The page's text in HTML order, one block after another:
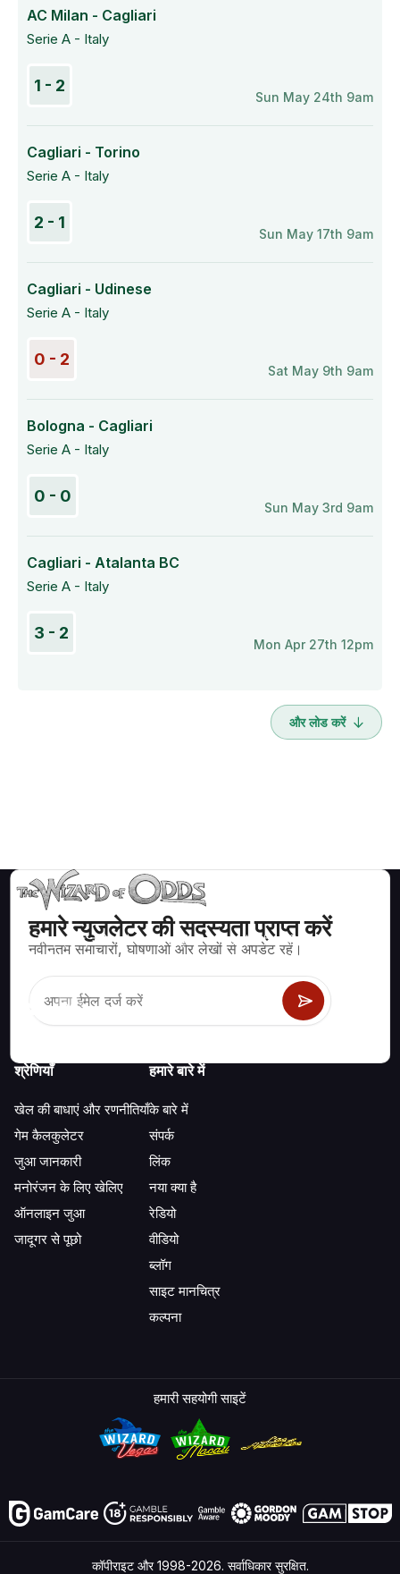
AC Milan - Cagliari
Serie A - Italy
1 - 2
Sun May 24th 9am
Cagliari - Torino
Serie A - Italy
2 - 1
Sun May 17th 9am
Cagliari - Udinese
Serie A - Italy
0 - 2
Sat May 9th 9am
Bologna - Cagliari
Serie A - Italy
0 - 0
Sun May 3rd 9am
Cagliari - Atalanta BC
Serie A - Italy
3 - 2
Mon Apr 27th 12pm
और लोड करें
हमारे न्युजलेटर की सदस्यता प्राप्त करें
नवीनतम समाचारों, घोषणाओं और लेखों से अपडेट रहें।
ब्लैकजैक, क्रेप्स, रूलेट और अन्य सैकड़ों कैसीनो खेलों के लिए गणितीय रूप से सही
श्रेणियाँ
खेल की बाधाएं और रणनीतियाँ
गेम कैलकुलेटर
जुआ जानकारी
मनोरंजन के लिए खेलिए
ऑनलाइन जुआ
जादूगर से पूछो
हमारे बारे में
के बारे में
संपर्क
लिंक
नया क्या है
रेडियो
वीडियो
ब्लॉग
साइट मानचित्र
कल्पना
हमारी सहयोगी साइटें
कॉपीराइट और 1998-2026. सर्वाधिकार सुरक्षित.